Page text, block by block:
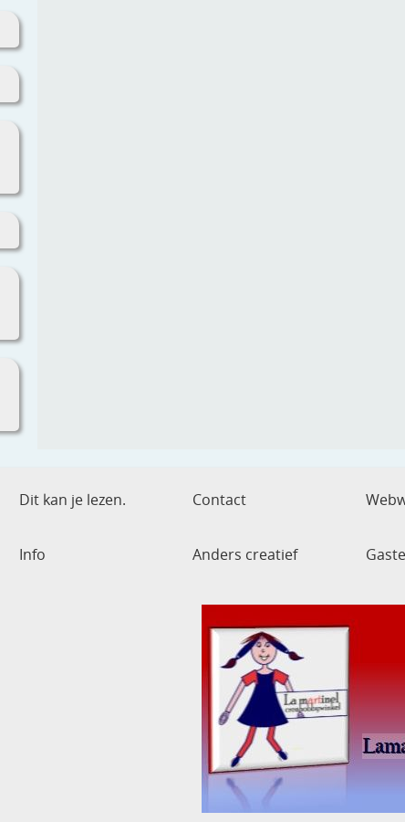
Dit kan je lezen. Contact
Info Anders creatief